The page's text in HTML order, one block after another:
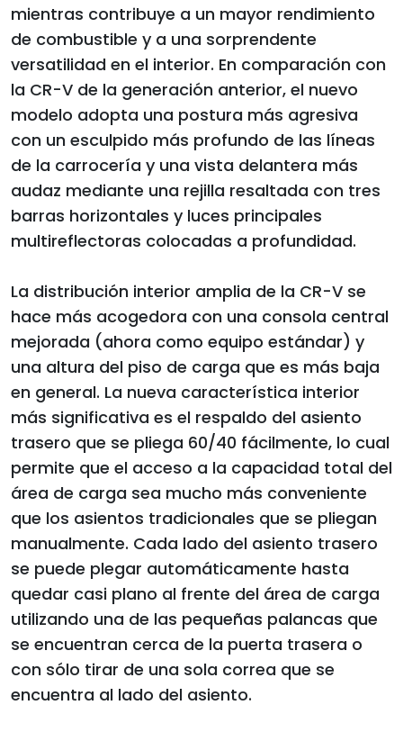
mientras contribuye a un mayor rendimiento
de combustible y a una sorprendente
versatilidad en el interior. En comparación con
la CR-V de la generación anterior, el nuevo
modelo adopta una postura más agresiva
con un esculpido más profundo de las líneas
de la carrocería y una vista delantera más
audaz mediante una rejilla resaltada con tres
barras horizontales y luces principales
multireflectoras colocadas a profundidad.
La distribución interior amplia de la CR-V se
hace más acogedora con una consola central
mejorada (ahora como equipo estándar) y
una altura del piso de carga que es más baja
en general. La nueva característica interior
más significativa es el respaldo del asiento
trasero que se pliega 60/40 fácilmente, lo cual
permite que el acceso a la capacidad total del
área de carga sea mucho más conveniente
que los asientos tradicionales que se pliegan
manualmente. Cada lado del asiento trasero
se puede plegar automáticamente hasta
quedar casi plano al frente del área de carga
utilizando una de las pequeñas palancas que
se encuentran cerca de la puerta trasera o
con sólo tirar de una sola correa que se
encuentra al lado del asiento.